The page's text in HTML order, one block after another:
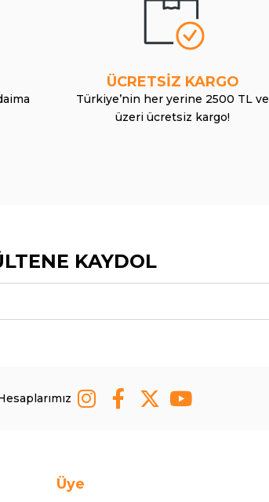
ÜCRETSİZ KARGO
Türkiye’nin her yerine 2500 TL ve
üzeri ücretsiz kargo!
KAYDOL
Üye